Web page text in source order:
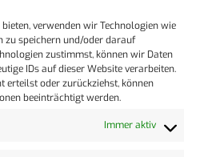
verwenden wir Technologien wie
zu speichern und/oder darauf
zustimmst, können wir Daten
IDs auf dieser Website verarbeiten.
erteilst oder zurückziehst, können
beeinträchtigt werden.
Immer aktiv
keinen Einfluss haben.
fremden Inhalte auch
Für die Inhalte der
der jeweilige Anbieter oder
der Verlinkung auf